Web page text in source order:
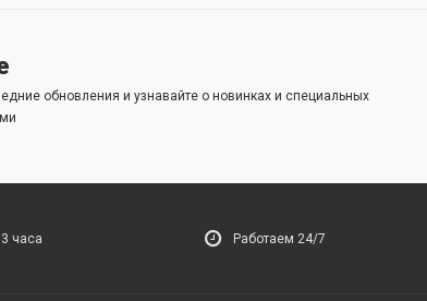
обновления и узнавайте о новинках и специальных
часа Работаем 24/7